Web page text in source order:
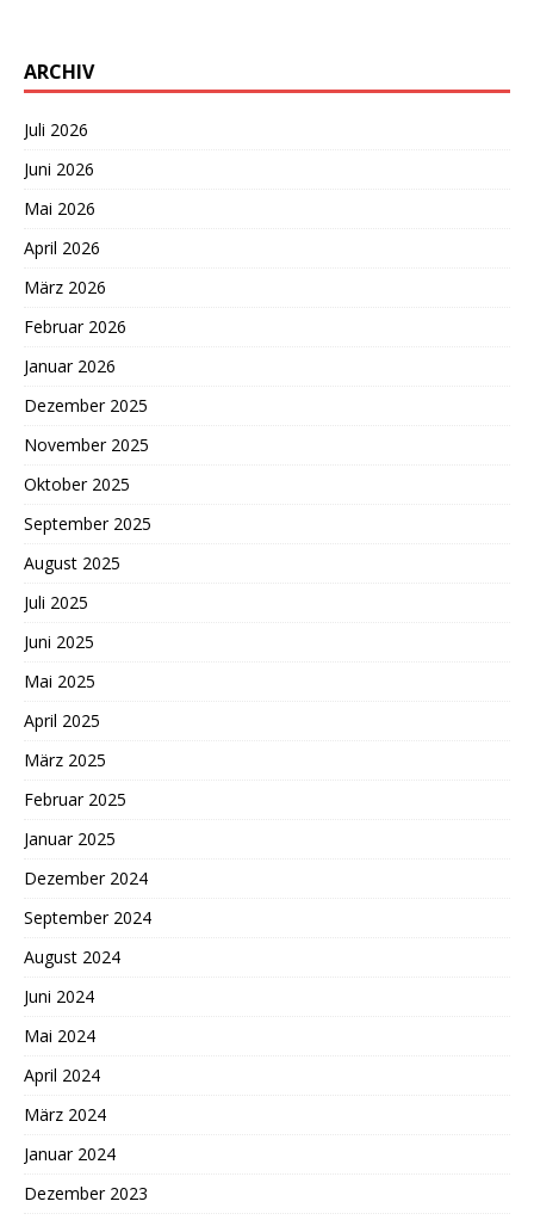
ARCHIV
Juli 2026
Juni 2026
Mai 2026
April 2026
März 2026
Februar 2026
Januar 2026
Dezember 2025
November 2025
Oktober 2025
September 2025
August 2025
Juli 2025
Juni 2025
Mai 2025
April 2025
März 2025
Februar 2025
Januar 2025
Dezember 2024
September 2024
August 2024
Juni 2024
Mai 2024
April 2024
März 2024
Januar 2024
Dezember 2023